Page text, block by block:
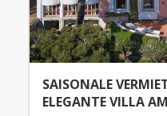
SAISONALE
ELEGANTE VILLA